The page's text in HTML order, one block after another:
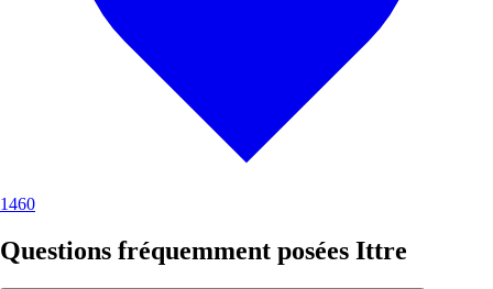
1460
Questions fréquemment posées Ittre